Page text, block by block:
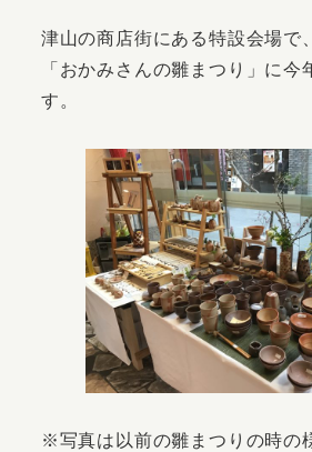
津山の商店街にある特設会場で
「おかみさんの雛まつり」に今
す。
※写真は以前の雛まつりの時の